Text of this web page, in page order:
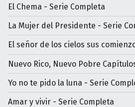
El Chema - Serie Completa
La Mujer del Presidente - Serie
El señor de los cielos sus
Nuevo Rico, Nuevo Pobre
Yo no te pido la luna - Serie
Amar y vivir - Serie Completa